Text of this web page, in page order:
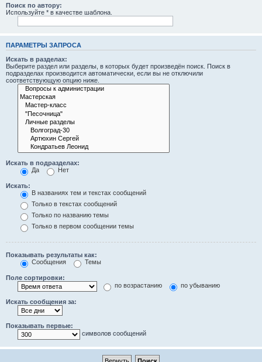
Поиск по автору:
Используйте * в качестве шаблона.
ПАРАМЕТРЫ ЗАПРОСА
Искать в разделах:
Выберите раздел или разделы, в которых будет произведён поиск. Поиск в
подразделах производится автоматически, если вы не отключили
соответствующую опцию ниже.
Искать в подразделах:
Да
Нет
Искать:
В названиях тем и текстах сообщений
Только в текстах сообщений
Только по названию темы
Только в первом сообщении темы
Показывать результаты как:
Сообщения
Темы
Поле сортировки:
по возрастанию
по убыванию
Искать сообщения за:
Показывать первые:
символов сообщений